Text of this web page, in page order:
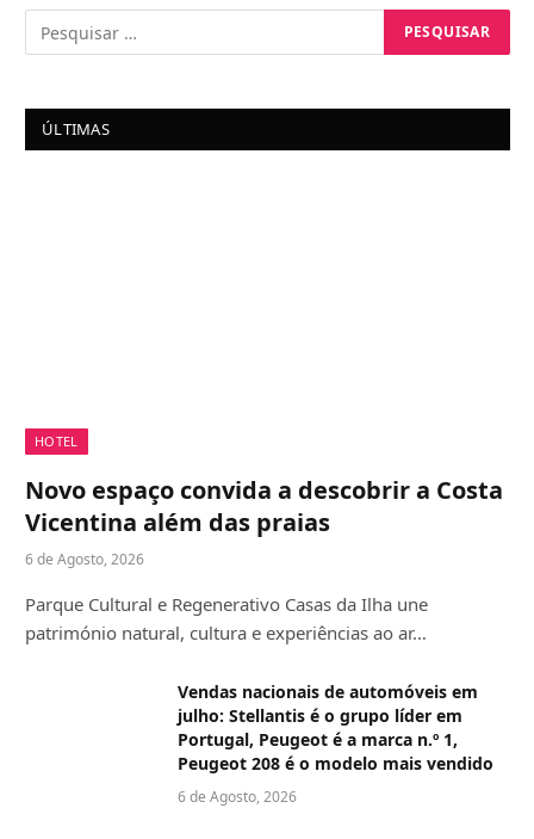
ÚLTIMAS
HOTEL
Novo espaço convida a descobrir a Costa
Vicentina além das praias
6 de Agosto, 2026
Parque Cultural e Regenerativo Casas da Ilha une
património natural, cultura e experiências ao ar…
Vendas nacionais de automóveis em
julho: Stellantis é o grupo líder em
Portugal, Peugeot é a marca n.º 1,
Peugeot 208 é o modelo mais vendido
6 de Agosto, 2026